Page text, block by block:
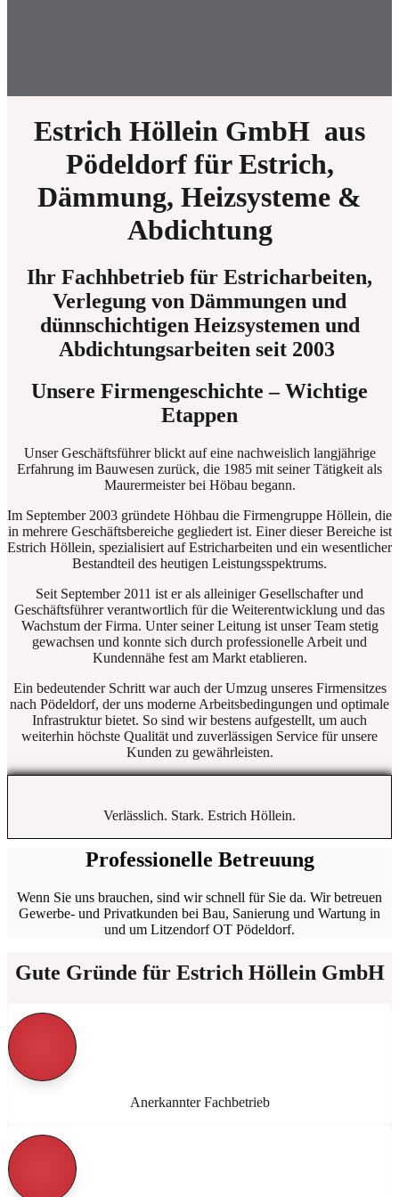
Estrich Höllein GmbH aus
Pödeldorf für Estrich,
Dämmung, Heizsysteme &
Abdichtung
Ihr Fachhbetrieb für Estricharbeiten,
Verlegung von Dämmungen und
dünnschichtigen Heizsystemen und
Abdichtungsarbeiten seit 2003
Unsere Firmengeschichte – Wichtige
Etappen
Unser Geschäftsführer blickt auf eine nachweislich langjährige
Erfahrung im Bauwesen zurück, die 1985 mit seiner Tätigkeit als
Maurermeister bei Höbau begann.
Im September 2003 gründete Höhbau die Firmengruppe Höllein, die
in mehrere Geschäftsbereiche gegliedert ist. Einer dieser Bereiche ist
Estrich Höllein, spezialisiert auf Estricharbeiten und ein wesentlicher
Bestandteil des heutigen Leistungsspektrums.
Seit September 2011 ist er als alleiniger Gesellschafter und
Geschäftsführer verantwortlich für die Weiterentwicklung und das
Wachstum der Firma. Unter seiner Leitung ist unser Team stetig
gewachsen und konnte sich durch professionelle Arbeit und
Kundennähe fest am Markt etablieren.
Ein bedeutender Schritt war auch der Umzug unseres Firmensitzes
nach Pödeldorf, der uns moderne Arbeitsbedingungen und optimale
Infrastruktur bietet. So sind wir bestens aufgestellt, um auch
weiterhin höchste Qualität und zuverlässigen Service für unsere
Kunden zu gewährleisten.
Verlässlich. Stark. Estrich Höllein.
Professionelle Betreuung
Wenn Sie uns brauchen, sind wir schnell für Sie da. Wir betreuen
Gewerbe- und Privatkunden bei Bau, Sanierung und Wartung in
und um Litzendorf OT Pödeldorf.
Gute Gründe für Estrich Höllein GmbH
Anerkannter Fachbetrieb